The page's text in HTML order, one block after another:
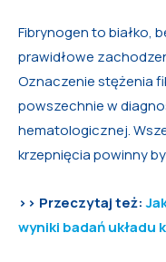
Fibrynogen to białko,
prawidłowe
Oznaczenie stężenia
powszechnie w
hematologicznej.
krzepnięcia powinny
>> Przeczytaj też:
wyniki badań układu